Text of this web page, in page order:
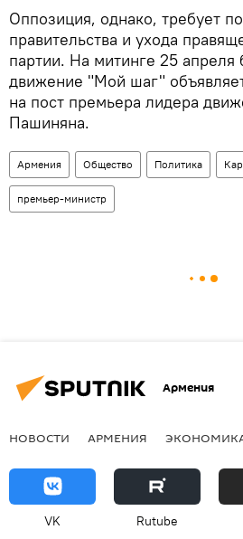
Оппозиция, однако, требует
правительства и ухода
партии. На митинге 25 апреля
движение "Мой шаг"
на пост премьера лидера
Пашиняна.
Армения Общество Политика
премьер-министр
Армения
НОВОСТИ АРМЕНИЯ
VK Rutube